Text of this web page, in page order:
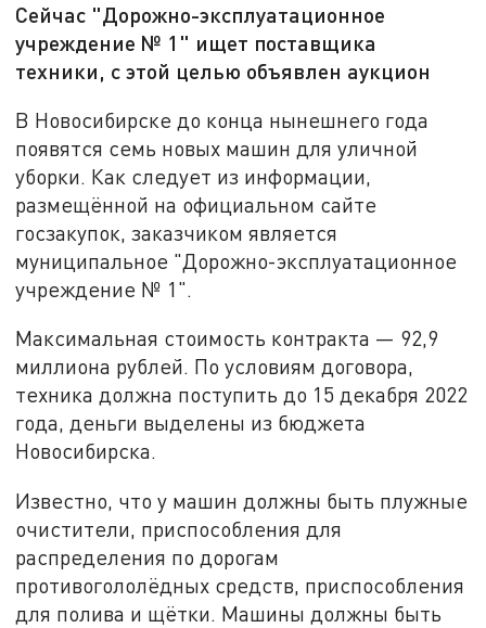
Сейчас "Дорожно-эксплуатационное
учреждение № 1" ищет поставщика
техники, с этой целью объявлен аукцион
В Новосибирске до конца нынешнего года
появятся семь новых машин для уличной
уборки. Как следует из информации,
размещённой на официальном сайте
госзакупок, заказчиком является
муниципальное "Дорожно-эксплуатационное
учреждение № 1".
Максимальная стоимость контракта — 92,9
миллиона рублей. По условиям договора,
техника должна поступить до 15 декабря 2022
года, деньги выделены из бюджета
Новосибирска.
Известно, что у машин должны быть плужные
очистители, приспособления для
распределения по дорогам
противогололёдных средств, приспособления
для полива и щётки. Машины должны быть